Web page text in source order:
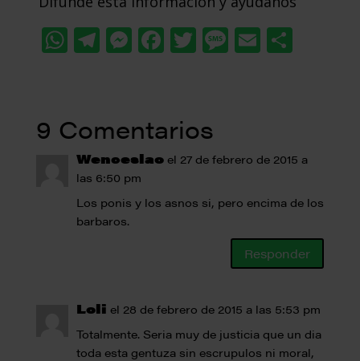
WhatsApp
Telegram
Messenger
Facebook
Twitter
Message
Email
9 Comentarios
Wenceslao el 27 de febrero de 2015 a
las 6:50 pm
Los ponis y los asnos si, pero encima de los
barbaros.
Responder
Loli el 28 de febrero de 2015 a las 5:53 pm
Totalmente. Seria muy de justicia que un dia
toda esta gentuza sin escrupulos ni moral,